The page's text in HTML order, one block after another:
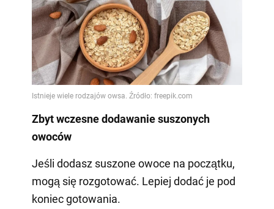
Zbyt wczesne dodawanie suszonych
owoców
Jeśli dodasz suszone owoce na początku,
mogą się rozgotować. Lepiej dodać je pod
koniec gotowania.